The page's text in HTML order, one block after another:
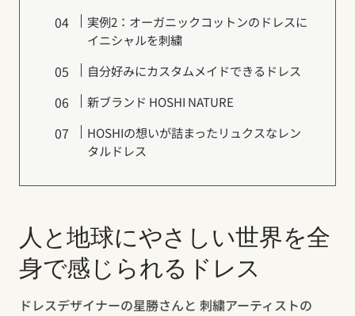
実例2：オーガニックコットンのドレスに
イニシャルを刺繍
自分好みにカスタムメイドできるドレス
新ブランド HOSHI NATURE
HOSHIの想いが詰まったリュクスなレン
タルドレス
人と地球にやさしい世界を全
身で感じられるドレス
ドレスデザイナーの星勝さんと 刺繍アーティストの